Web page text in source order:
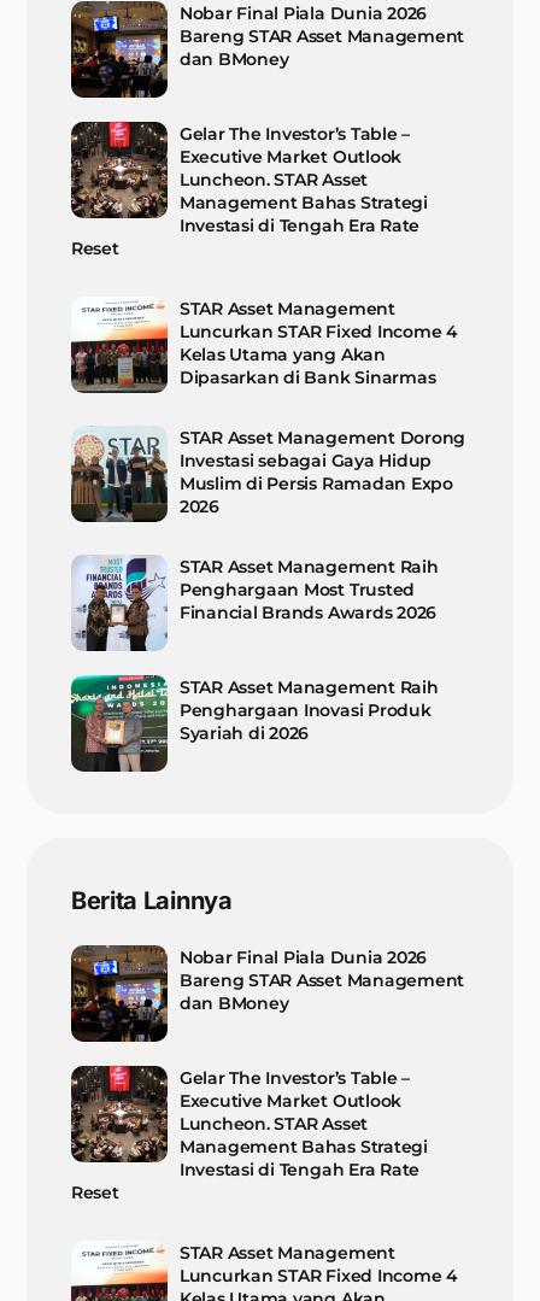
Nobar Final Piala Dunia 2026
Bareng STAR Asset Management
dan BMoney
Gelar The Investor’s Table –
Executive Market Outlook
Luncheon. STAR Asset
Management Bahas Strategi
Investasi di Tengah Era Rate
Reset
STAR Asset Management
Luncurkan STAR Fixed Income 4
Kelas Utama yang Akan
Dipasarkan di Bank Sinarmas
STAR Asset Management Dorong
Investasi sebagai Gaya Hidup
Muslim di Persis Ramadan Expo
2026
STAR Asset Management Raih
Penghargaan Most Trusted
Financial Brands Awards 2026
STAR Asset Management Raih
Penghargaan Inovasi Produk
Syariah di 2026
Berita Lainnya
Nobar Final Piala Dunia 2026
Bareng STAR Asset Management
dan BMoney
Gelar The Investor’s Table –
Executive Market Outlook
Luncheon. STAR Asset
Management Bahas Strategi
Investasi di Tengah Era Rate
Reset
STAR Asset Management
Luncurkan STAR Fixed Income 4